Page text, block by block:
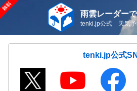
雨雲レーダー
tenki.jp公式 天気予
tenki.jp公式